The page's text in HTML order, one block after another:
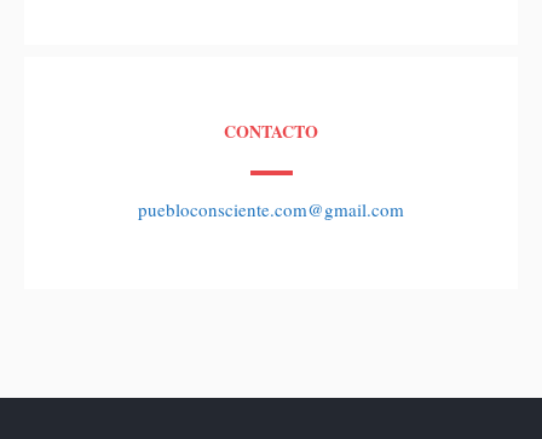
CONTACTO
puebloconsciente.com@gmail.com